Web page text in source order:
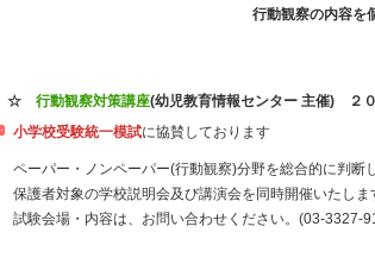
行動観察の内容
☆ 行動観察対策講座(幼児教育情報センター 主催)
小学校受験統一模試に協賛しております
ペーパー・ノンペーパー(行動観察)分野を総合的に判断
保護者対象の学校説明会及び講演会を同時開催いたしま
試験会場・内容は、お問い合わせください。(03-3327-